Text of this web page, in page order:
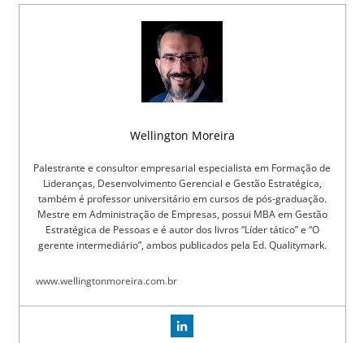
Wellington Moreira
Palestrante e consultor empresarial especialista em Formação de
Lideranças, Desenvolvimento Gerencial e Gestão Estratégica,
também é professor universitário em cursos de pós-graduação.
Mestre em Administração de Empresas, possui MBA em Gestão
Estratégica de Pessoas e é autor dos livros “Líder tático” e “O
gerente intermediário”, ambos publicados pela Ed. Qualitymark.
www.wellingtonmoreira.com.br